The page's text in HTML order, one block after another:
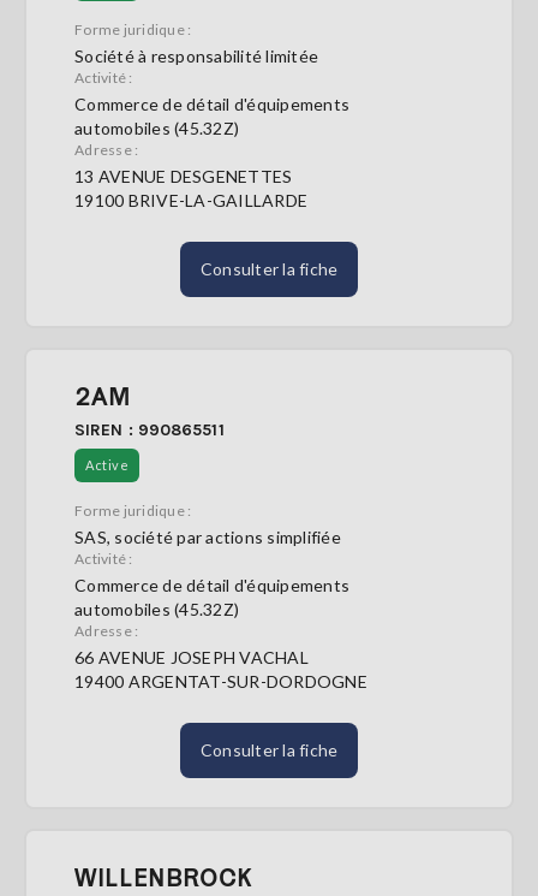
Forme juridique :
Société à responsabilité limitée
Activité :
Commerce de détail d'équipements
automobiles (45.32Z)
Adresse :
13 AVENUE DESGENETTES
19100 BRIVE-LA-GAILLARDE
Consulter la fiche
2AM
SIREN : 990865511
Active
Forme juridique :
SAS, société par actions simplifiée
Activité :
Commerce de détail d'équipements
automobiles (45.32Z)
Adresse :
66 AVENUE JOSEPH VACHAL
19400 ARGENTAT-SUR-DORDOGNE
Consulter la fiche
WILLENBROCK